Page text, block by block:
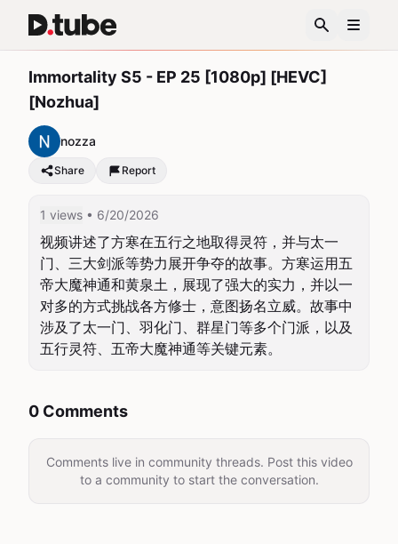
Immortality S5 - EP 25 [1080p] [HEVC]
[Nozhua]
nozza
Share Report
1 views • 6/20/2026
视频讲述了方寒在五行之地取得灵符，并与太一
门、三大剑派等势力展开争夺的故事。方寒运用五
帝大魔神通和黄泉土，展现了强大的实力，并以一
对多的方式挑战各方修士，意图扬名立威。故事中
涉及了太一门、羽化门、群星门等多个门派，以及
五行灵符、五帝大魔神通等关键元素。
0 Comments
Comments live in community threads. Post this video
to a community to start the conversation.